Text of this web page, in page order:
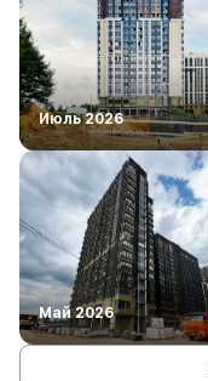
Июль 2026
Май 2026